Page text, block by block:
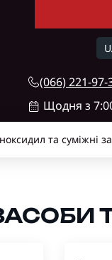
(066) 221-97-
Щодня з
та суміжні